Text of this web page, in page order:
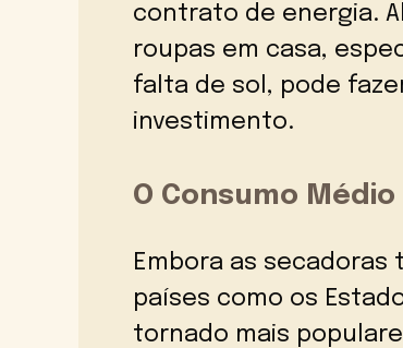
contrato de energia.
roupas em casa,
falta de sol, pode
investimento.
O Consumo
Embora as
países como os
tornado mais